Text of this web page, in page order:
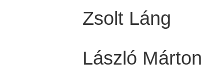
Zsolt Láng
László Márton